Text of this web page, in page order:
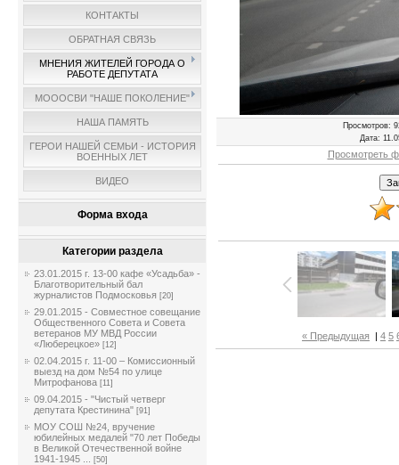
КОНТАКТЫ
ОБРАТНАЯ СВЯЗЬ
МНЕНИЯ ЖИТЕЛЕЙ ГОРОДА О
РАБОТЕ ДЕПУТАТА
МОООСВИ "НАШЕ ПОКОЛЕНИЕ"
НАША ПАМЯТЬ
ГЕРОИ НАШЕЙ СЕМЬИ - ИСТОРИЯ
ВОЕННЫХ ЛЕТ
ВИДЕО
Форма входа
Категории раздела
23.01.2015 г. 13-00 кафе «Усадьба» -
Благотворительный бал
журналистов Подмосковья [20]
29.01.2015 - Совместное совещание
Общественного Совета и Совета
ветеранов МУ МВД России
«Люберецкое» [12]
02.04.2015 г. 11-00 – Комиссионный
выезд на дом №54 по улице
Митрофанова [11]
09.04.2015 - "Чистый четверг
депутата Крестинина" [91]
МОУ СОШ №24, вручение
юбилейных медалей "70 лет Победы
в Великой Отечественной войне
1941-1945 ...
[50]
Просмотров:
Дата:
Просмотреть
« Предыдущая | 4 5